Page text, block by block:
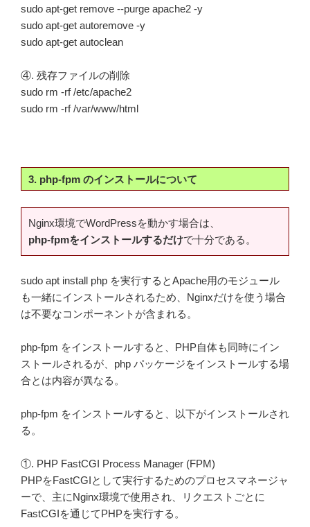
sudo apt-get remove --purge apache2 -y
sudo apt-get autoremove -y
sudo apt-get autoclean
④. 残存ファイルの削除
sudo rm -rf /etc/apache2
sudo rm -rf /var/www/html
3. php-fpm のインストールについて
Nginx環境でWordPressを動かす場合は、
php-fpmをインストールするだけで十分である。
sudo apt install php を実行するとApache用のモジュール
も一緒にインストールされるため、Nginxだけを使う場合
は不要なコンポーネントが含まれる。
php-fpm をインストールすると、PHP自体も同時にイン
ストールされるが、php パッケージをインストールする場
合とは内容が異なる。
php-fpm をインストールすると、以下がインストールされ
る。
①. PHP FastCGI Process Manager (FPM)
PHPをFastCGIとして実行するためのプロセスマネージャ
ーで、主にNginx環境で使用され、リクエストごとに
FastCGIを通じてPHPを実行する。